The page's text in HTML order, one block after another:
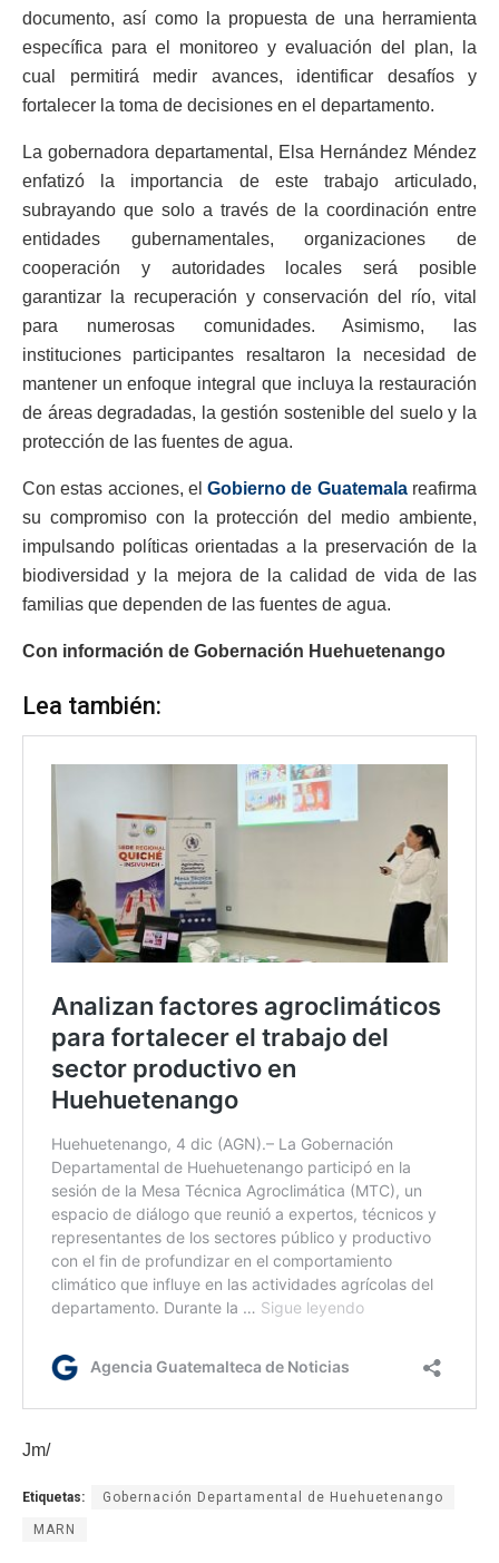
documento, así como la propuesta de una herramienta
específica para el monitoreo y evaluación del plan, la
cual permitirá medir avances, identificar desafíos y
fortalecer la toma de decisiones en el departamento.
La gobernadora departamental, Elsa Hernández Méndez
enfatizó la importancia de este trabajo articulado,
subrayando que solo a través de la coordinación entre
entidades gubernamentales, organizaciones de
cooperación y autoridades locales será posible
garantizar la recuperación y conservación del río, vital
para numerosas comunidades. Asimismo, las
instituciones participantes resaltaron la necesidad de
mantener un enfoque integral que incluya la restauración
de áreas degradadas, la gestión sostenible del suelo y la
protección de las fuentes de agua.
Con estas acciones, elGobierno de Guatemalareafirma
su compromiso con la protección del medio ambiente,
impulsando políticas orientadas a la preservación de la
biodiversidad y la mejora de la calidad de vida de las
familias que dependen de las fuentes de agua.
Con información de Gobernación Huehuetenango
Lea también:
Jm/
Etiquetas: Gobernación Departamental de Huehuetenango
MARN